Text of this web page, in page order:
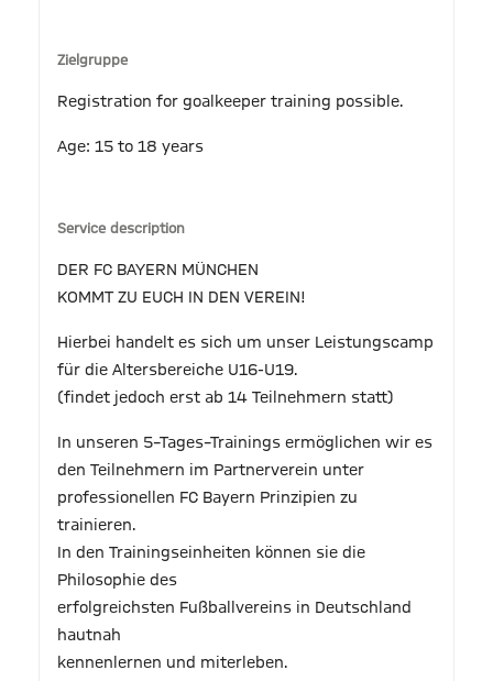
Zielgruppe
Registration for goalkeeper training possible.
Age: 15 to 18 years
Service description
DER FC BAYERN MÜNCHEN
KOMMT ZU EUCH IN DEN VEREIN!
Hierbei handelt es sich um unser Leistungscamp
für die Altersbereiche U16-U19.
(findet jedoch erst ab 14 Teilnehmern statt)
In unseren 5–Tages–Trainings ermöglichen wir es
den Teilnehmern im Partnerverein unter
professionellen FC Bayern Prinzipien zu
trainieren.
In den Trainingseinheiten können sie die
Philosophie des
erfolgreichsten Fußballvereins in Deutschland
hautnah
kennenlernen und miterleben.